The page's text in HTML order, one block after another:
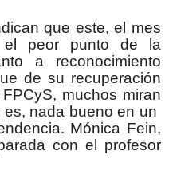
que este, el mes
el peor punto de la
a reconocimiento
de su recuperación
muchos miran
nada bueno en un
Mónica Fein,
con el profesor